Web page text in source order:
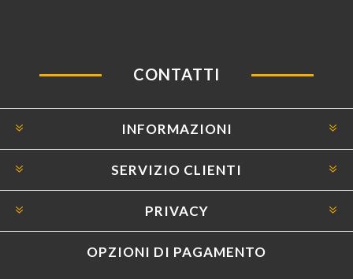
CONTATTI
INFORMAZIONI
SERVIZIO CLIENTI
PRIVACY
OPZIONI DI PAGAMENTO